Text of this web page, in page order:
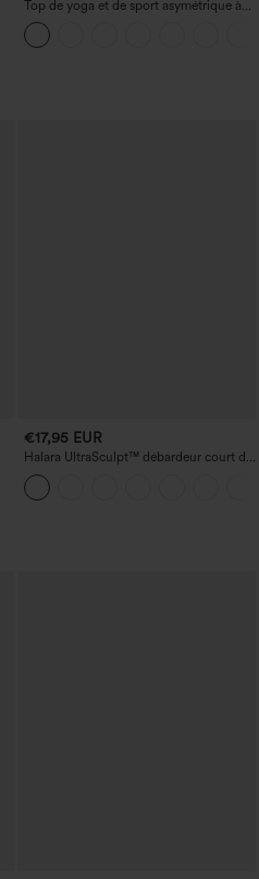
Top de yoga et de sport asymétrique à
une épaule, manches courtes, ourlet
arrondi hi‑lo (plus court devant, plus
long derrière), à séchage rapide, avec
€17,95 EUR
Halara UltraSculpt™ débardeur court de
yoga dos nu torsadé à bretelles doubles